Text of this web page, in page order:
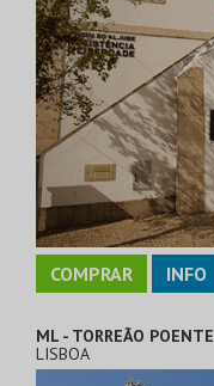
COMPRAR INFO
ML - TORREÃO POENTE
LISBOA